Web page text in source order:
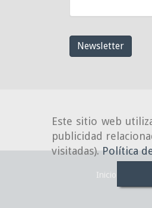
Este sitio web
publicidad
visitadas).Política
Newsletter
Inicio